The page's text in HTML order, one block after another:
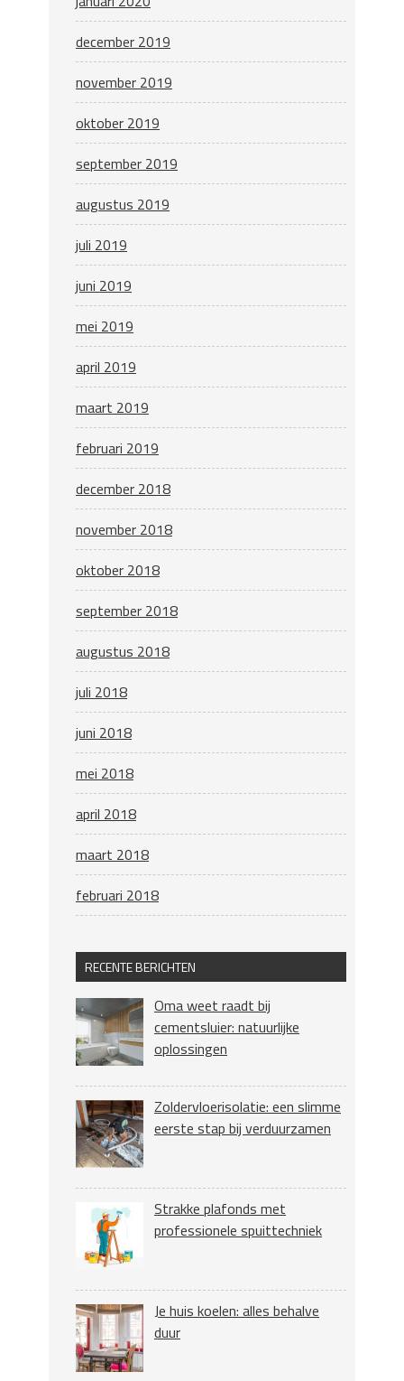
december 2019
november 2019
oktober 2019
september 2019
augustus 2019
juli 2019
juni 2019
mei 2019
april 2019
maart 2019
februari 2019
december 2018
november 2018
oktober 2018
september 2018
augustus 2018
juli 2018
juni 2018
mei 2018
april 2018
maart 2018
februari 2018
RECENTE BERICHTEN
Oma weet raadt bij
cementsluier: natuurlijke
oplossingen
Zoldervloerisolatie: een slimme
eerste stap bij verduurzamen
Strakke plafonds met
professionele spuittechniek
Je huis koelen: alles behalve
duur